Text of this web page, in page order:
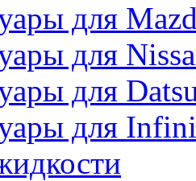
для
для
для
для